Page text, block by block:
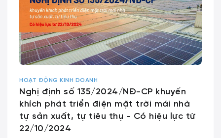
HOẠT ĐỘNG KINH DOANH
Nghị định số 135/2024/NĐ-CP khuyến
khích phát triển điện mặt trời mái nhà
tự sản xuất, tự tiêu thụ - Có hiệu lực từ
22/10/2024